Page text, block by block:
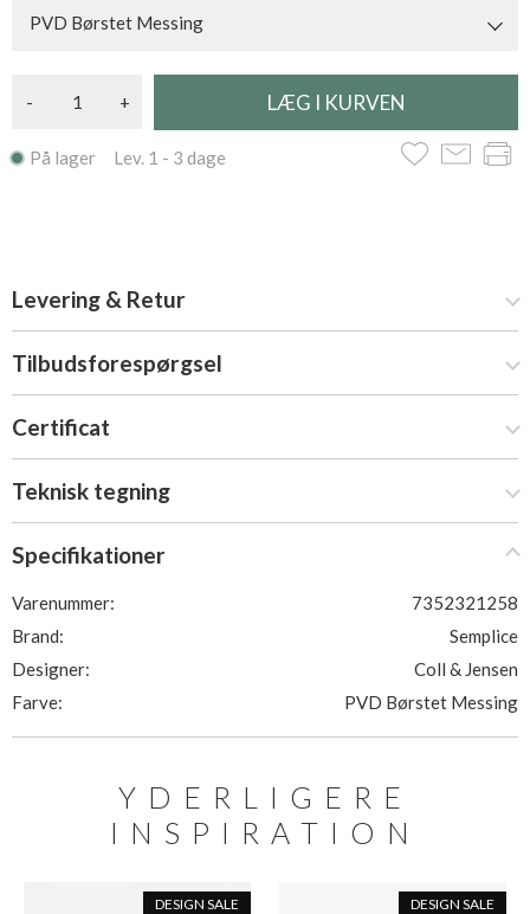
PVD Børstet Messing
- +
På lager Lev. 1 - 3 dage
Levering & Retur
Tilbudsforespørgsel
Certificat
Teknisk tegning
Specifikationer
Varenummer:
7352321258
Brand:
Semplice
Designer:
Coll & Jensen
Farve:
PVD Børstet Messing
YDERLIGERE
INSPIRATION
DESIGN SALE DESIGN SALE